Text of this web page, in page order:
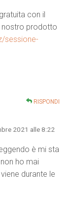
con il
nostro prodotto
sessione-
RISPONDI
2021 alle 8:22
è mi sta
ho mai
durante le